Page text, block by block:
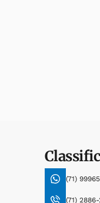
(71)
(71)